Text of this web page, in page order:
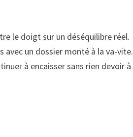
le doigt sur un déséquilibre réel.
avec un dossier monté à la va-vite.
à encaisser sans rien devoir à